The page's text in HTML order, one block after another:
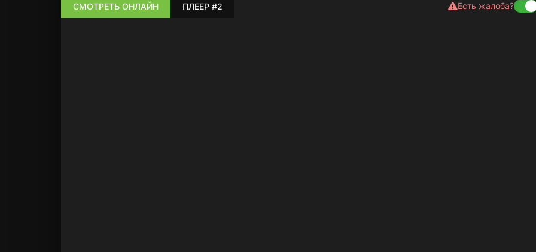
СМОТРЕТЬ ОНЛАЙН ПЛЕЕР #2 Есть жалоба?